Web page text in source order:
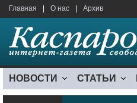
Главная О нас Архив
НОВОСТИ СТАТЬИ